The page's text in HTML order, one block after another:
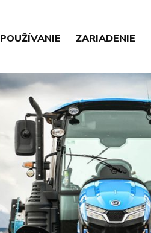
POUŽÍVANIE ZARIADENIE